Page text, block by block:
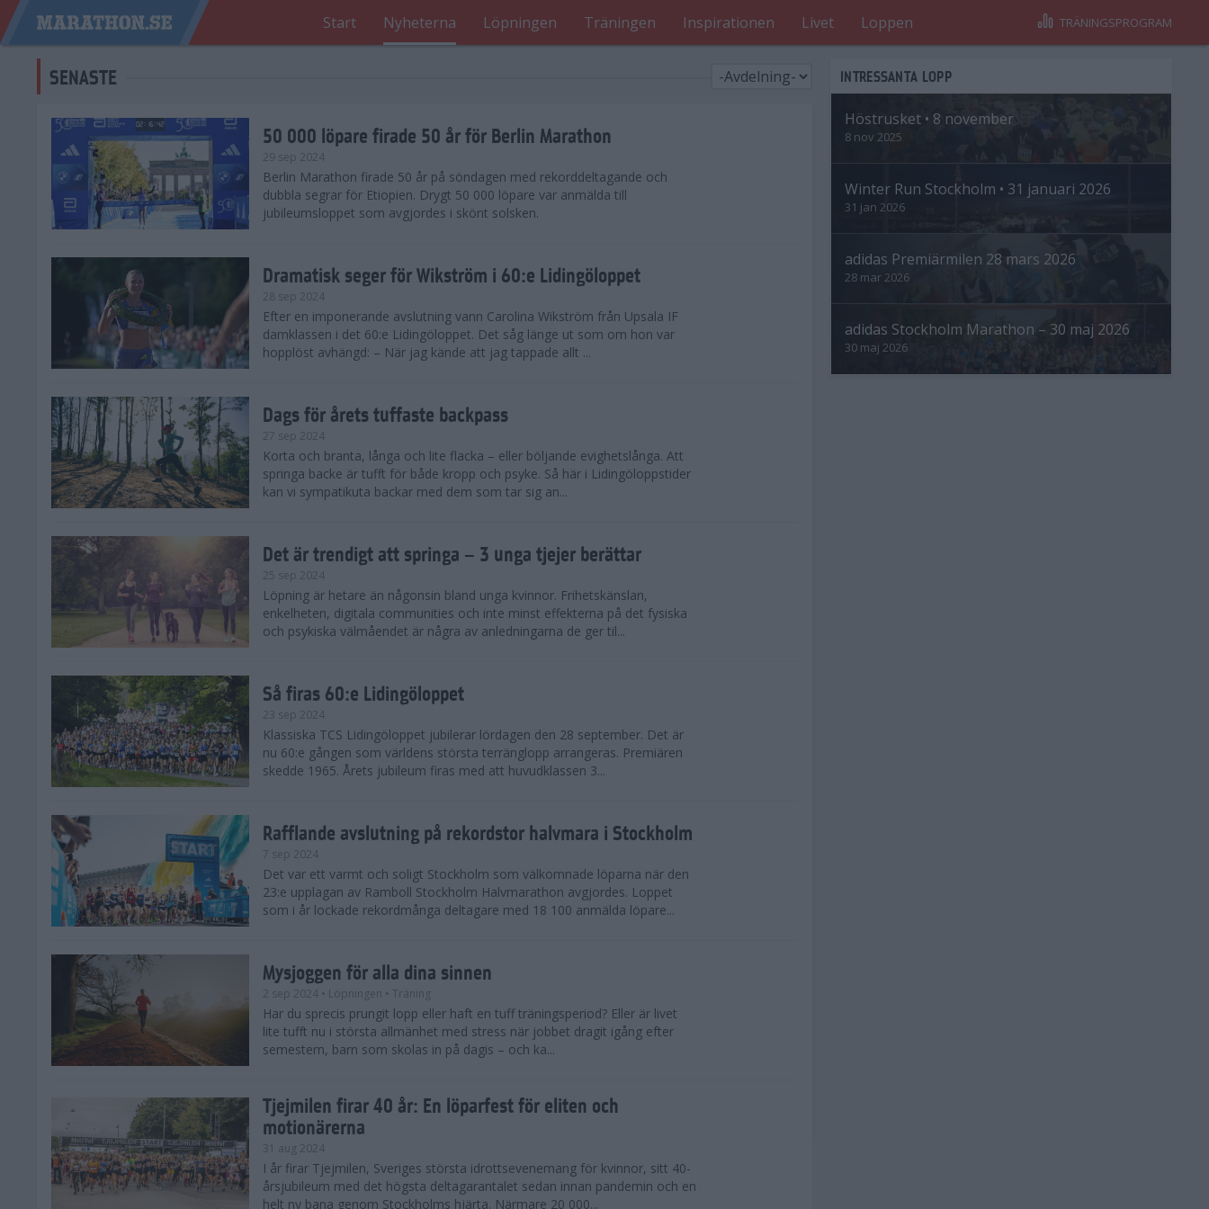
Start Nyheterna Löpningen Träningen Inspirationen Livet Loppen TRÄNINGSPROGRAM
SENASTE
50 000 löpare firade 50 år för Berlin Marathon
29 sep 2024
Berlin Marathon firade 50 år på söndagen med rekorddeltagande och
dubbla segrar för Etiopien. Drygt 50 000 löpare var anmälda till
jubileumsloppet som avgjordes i skönt solsken.
Dramatisk seger för Wikström i 60:e Lidingöloppet
28 sep 2024
Efter en imponerande avslutning vann Carolina Wikström från Upsala IF
damklassen i det 60:e Lidingöloppet. Det såg länge ut som om hon var
hopplöst avhängd: – När jag kände att jag tappade allt ...
Dags för årets tuffaste backpass
27 sep 2024
Korta och branta, långa och lite flacka – eller böljande evighetslånga. Att
springa backe är tufft för både kropp och psyke. Så här i Lidingöloppstider
kan vi sympatikuta backar med dem som tar sig an...
Det är trendigt att springa – 3 unga tjejer berättar
25 sep 2024
Löpning är hetare än någonsin bland unga kvinnor. Frihetskänslan,
enkelheten, digitala communities och inte minst effekterna på det fysiska
och psykiska välmåendet är några av anledningarna de ger til...
Så firas 60:e Lidingöloppet
23 sep 2024
Klassiska TCS Lidingöloppet jubilerar lördagen den 28 september. Det är
nu 60:e gången som världens största terränglopp arrangeras. Premiären
skedde 1965. Årets jubileum firas med att huvudklassen 3...
Rafflande avslutning på rekordstor halvmara i Stockholm
7 sep 2024
Det var ett varmt och soligt Stockholm som välkomnade löparna när den
23:e upplagan av Ramboll Stockholm Halvmarathon avgjordes. Loppet
som i år lockade rekordmånga deltagare med 18 100 anmälda löpare...
Mysjoggen för alla dina sinnen
2 sep 2024 • Löpningen • Träning
Har du sprecis prungit lopp eller haft en tuff träningsperiod? Eller är livet
lite tufft nu i största allmänhet med stress när jobbet dragit igång efter
semestern, barn som skolas in på dagis – och ka...
Tjejmilen firar 40 år: En löparfest för eliten och
motionärerna
31 aug 2024
I år firar Tjejmilen, Sveriges största idrottsevenemang för kvinnor, sitt 40-
årsjubileum med det högsta deltagarantalet sedan innan pandemin och en
helt ny bana genom Stockholms hjärta. Närmare 20 000...
INTRESSANTA LOPP
Höstrusket • 8 november
8 nov 2025
Winter Run Stockholm • 31 januari 2026
31 jan 2026
adidas Premiärmilen 28 mars 2026
28 mar 2026
adidas Stockholm Marathon – 30 maj 2026
30 maj 2026